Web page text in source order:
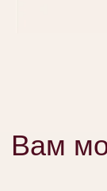
КАТАЛОГ